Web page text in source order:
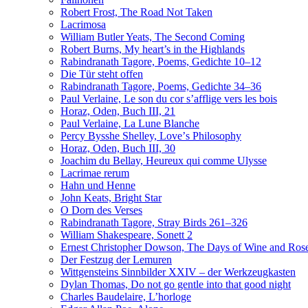
Robert Frost, The Road Not Taken
Lacrimosa
William Butler Yeats, The Second Coming
Robert Burns, My heart’s in the Highlands
Rabindranath Tagore, Poems, Gedichte 10–12
Die Tür steht offen
Rabindranath Tagore, Poems, Gedichte 34–36
Paul Verlaine, Le son du cor s’afflige vers les bois
Horaz, Oden, Buch III, 21
Paul Verlaine, La Lune Blanche
Percy Bysshe Shelley, Loveʼs Philosophy
Horaz, Oden, Buch III, 30
Joachim du Bellay, Heureux qui comme Ulysse
Lacrimae rerum
Hahn und Henne
John Keats, Bright Star
O Dorn des Verses
Rabindranath Tagore, Stray Birds 261–326
William Shakespeare, Sonett 2
Ernest Christopher Dowson, The Days of Wine and
Der Festzug der Lemuren
Wittgensteins Sinnbilder XXIV – der Werkzeugkasten
Dylan Thomas, Do not go gentle into that good night
Charles Baudelaire, L’horloge